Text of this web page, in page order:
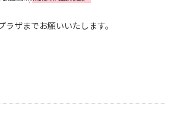
ラザまでお願いいたします。